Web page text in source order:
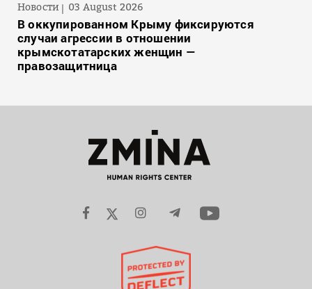
Новости 03 August 2026
В оккупированном Крыму фиксируются
случаи агрессии в отношении
крымскотатарских женщин —
правозащитница